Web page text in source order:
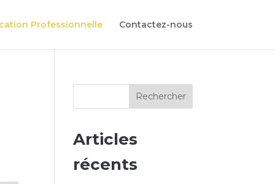
Professionnelle Contactez-nous
Rechercher
Articles
récents